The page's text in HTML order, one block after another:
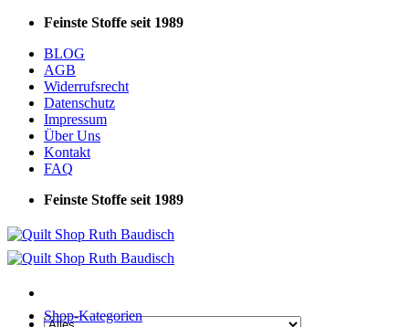
Zum
springen
Feinste Stoffe seit 1989
BLOG
AGB
Widerrufsrecht
Datenschutz
Impressum
Über Uns
Kontakt
FAQ
Feinste Stoffe seit 1989
Shop-Kategorien